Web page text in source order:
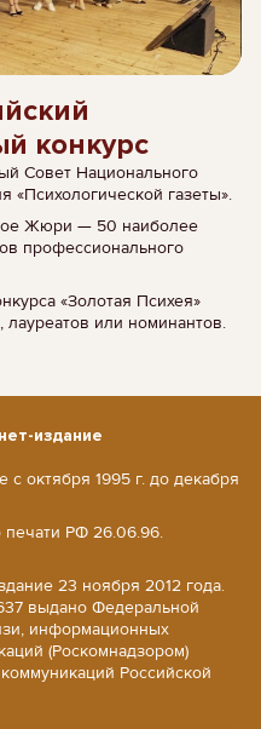
конкурс
Совет Национального
«Психологической газеты».
Жюри — 50 наиболее
профессионального
«Золотая Психея»
или номинантов.
издание
с октября 1995 г. до декабря
печати РФ 26.06.96.
23 ноября 2012 года.
выдано Федеральной
информационных
(Роскомнадзором)
Российской